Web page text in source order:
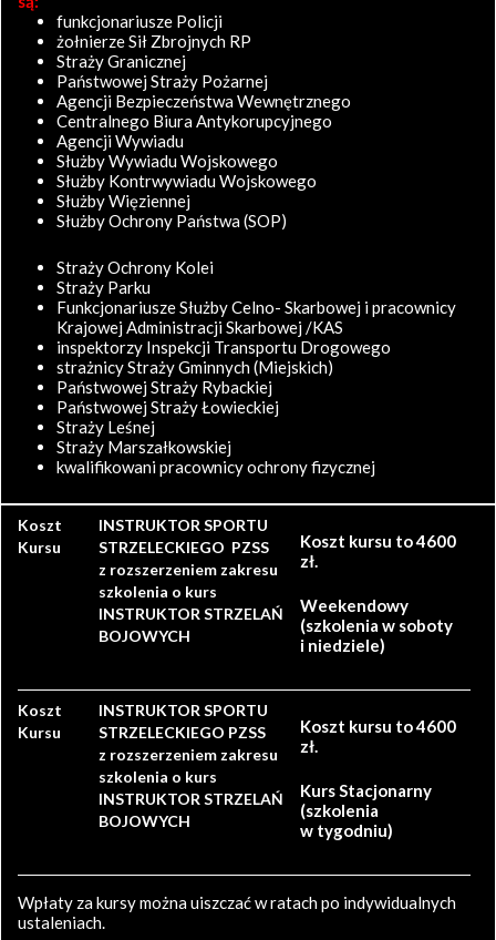
funkcjonariusze Policji
żołnierze Sił Zbrojnych RP
Straży Granicznej
Państwowej Straży Pożarnej
Agencji Bezpieczeństwa Wewnętrznego
Centralnego Biura Antykorupcyjnego
Agencji Wywiadu
Służby Wywiadu Wojskowego
Służby Kontrwywiadu Wojskowego
Służby Więziennej
Służby Ochrony Państwa (SOP)
Straży Ochrony Kolei
Straży Parku
Funkcjonariusze Służby Celno- Skarbowej i pracownicy
Krajowej Administracji Skarbowej /KAS
inspektorzy Inspekcji Transportu Drogowego
strażnicy Straży Gminnych (Miejskich)
Państwowej Straży Rybackiej
Państwowej Straży Łowieckiej
Straży Leśnej
Straży Marszałkowskiej
kwalifikowani pracownicy ochrony fizycznej
Koszt
Kursu
INSTRUKTOR SPORTU
STRZELECKIEGO PZSS
z rozszerzeniem zakresu
szkolenia o kurs
INSTRUKTOR STRZELAŃ
BOJOWYCH
Koszt kursu to 4600
zł.
Weekendowy
(szkolenia w soboty
i niedziele)
Koszt
Kursu
INSTRUKTOR SPORTU
STRZELECKIEGO PZSS
z rozszerzeniem zakresu
szkolenia o kurs
INSTRUKTOR STRZELAŃ
BOJOWYCH
Koszt kursu to 4600
zł.
Kurs Stacjonarny
(szkolenia
w tygodniu)
Wpłaty za kursy można uiszczać w ratach po indywidualnych
ustaleniach.